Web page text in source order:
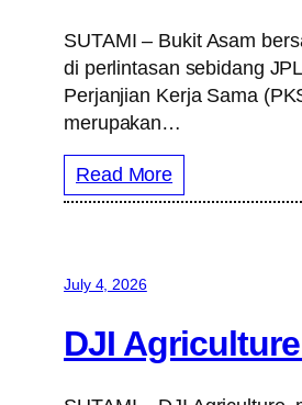
SUTAMI – Bukit Asam
di perlintasan sebidang
Perjanjian Kerja Sama
merupakan…
Read More
July 4, 2026
DJI